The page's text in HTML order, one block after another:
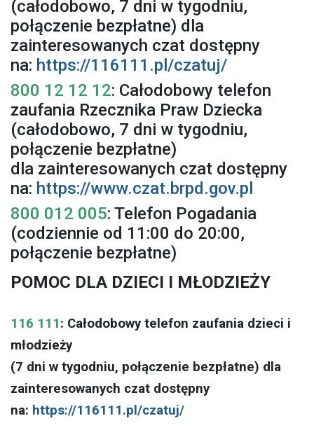
(całodobowo, 7 dni w tygodniu,
połączenie bezpłatne) dla
zainteresowanych czat dostępny
na: https://116111.pl/czatuj/
800 12 12 12: Całodobowy telefon
zaufania Rzecznika Praw Dziecka
(całodobowo, 7 dni w tygodniu,
połączenie bezpłatne)
dla zainteresowanych czat dostępny
na: https://www.czat.brpd.gov.pl
800 012 005: Telefon Pogadania
(codziennie od 11:00 do 20:00,
połączenie bezpłatne)
POMOC DLA DZIECI I MŁODZIEŻY
116 111: Całodobowy telefon zaufania dzieci i
młodzieży
(7 dni w tygodniu, połączenie bezpłatne) dla
zainteresowanych czat dostępny
na: https://116111.pl/czatuj/